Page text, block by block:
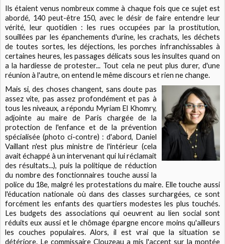
Ils étaient venus nombreux comme à chaque fois que ce sujet est
abordé, 140 peut-être 150, avec le désir de faire entendre leur
vérité, leur quotidien : les rues occupées par la prostitution,
souillées par les épanchements d'urine, les crachats, les déchets
de toutes sortes, les déjections, les porches infranchissables à
certaines heures, les passages délicats sous les insultes quand on
a la hardiesse de protester... Tout cela ne peut plus durer, d'une
réunion à l'autre, on entend le même discours et rien ne change.
Mais si, des choses changent, sans doute pas
assez vite, pas assez profondément et pas à
tous les niveaux, a répondu Myriam El Khomry,
adjointe au maire de Paris chargée de la
protection de l'enfance et de la prévention
spécialisée (photo ci-contre) : d'abord, Daniel
Vaillant n'est plus ministre de l'intérieur (cela
avait échappé à un intervenant qui lui réclamait
des résultats...), puis la politique de réduction
du nombre des fonctionnaires touche aussi la
police du 18e, malgré les protestations du maire. Elle touche aussi
l'éducation nationale où dans des classes surchargées, ce sont
forcément les enfants des quartiers modestes les plus touchés.
Les budgets des associations qui oeuvrent au lien social sont
réduits eux aussi et le chômage épargne encore moins qu'ailleurs
les couches populaires. Alors, il est vrai que la situation se
détériore. Le commissaire Clouzeau a mis l'accent sur la montée